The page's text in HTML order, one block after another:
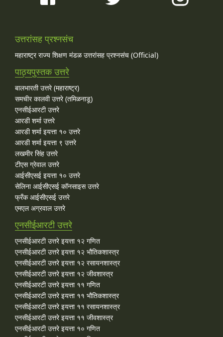
उत्तरांसह प्रश्नसंच
महाराष्ट्र राज्य शिक्षण मंडळ उत्तरांसह प्रश्नसंच (Official)
पाठ्यपुस्तक उत्तरे
बालभारती उत्तरे (महाराष्ट्र)
समचीर कालवी उत्तरे (तमिळनाडू)
एनसीईआरटी उत्तरे
आरडी शर्मा उत्तरे
आरडी शर्मा इयत्ता १० उत्तरे
आरडी शर्मा इयत्ता ९ उत्तरे
लखमीर सिंह उत्तरे
टीएस ग्रेवाल उत्तरे
आईसीएसई इयत्ता १० उत्तरे
सेलिना आईसीएसई कॉनसाइस उत्तरे
फ्रँक आईसीएसई उत्तरे
एमएल अग्रवाल उत्तरे
एनसीईआरटी उत्तरे
एनसीईआरटी उत्तरे इयत्ता १२ गणित
एनसीईआरटी उत्तरे इयत्ता १२ भौतिकशास्त्र
एनसीईआरटी उत्तरे इयत्ता १२ रसायनशास्त्र
एनसीईआरटी उत्तरे इयत्ता १२ जीवशास्त्र
एनसीईआरटी उत्तरे इयत्ता ११ गणित
एनसीईआरटी उत्तरे इयत्ता ११ भौतिकशास्त्र
एनसीईआरटी उत्तरे इयत्ता ११ रसायनशास्त्र
एनसीईआरटी उत्तरे इयत्ता ११ जीवशास्त्र
एनसीईआरटी उत्तरे इयत्ता १० गणित